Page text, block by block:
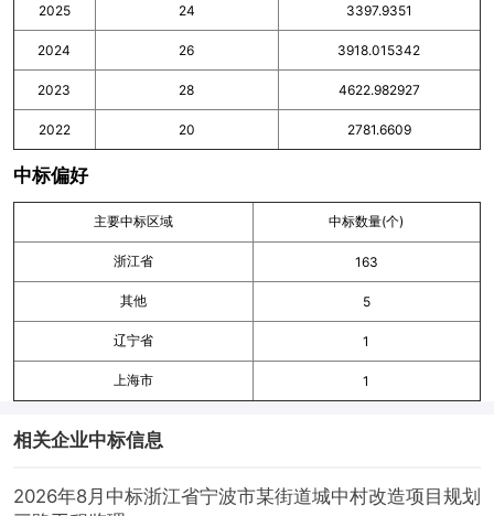
2025 24 3397.9351
2024 26 3918.015342
2023 28 4622.982927
2022 20 2781.6609
中标偏好
主要中标区域 中标数量(个)
浙江省 163
其他 5
辽宁省 1
上海市 1
相关企业中标信息
2026年8月中标浙江省宁波市某街道城中村改造项目规划